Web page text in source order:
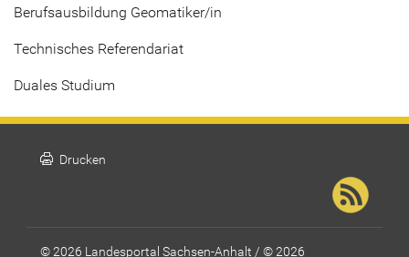
Berufsausbildung Geomatiker/in
Technisches Referendariat
Duales Studium
print Drucken
© 2026 Landesportal Sachsen-Anhalt / © 2026